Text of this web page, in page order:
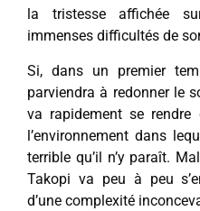
la tristesse affichée
immenses difficultés de
Si, dans un premier
parviendra à redonner le
va rapidement se
l’environnement dans
terrible qu’il n’y paraît.
Takopi va peu à peu
d’une complexité